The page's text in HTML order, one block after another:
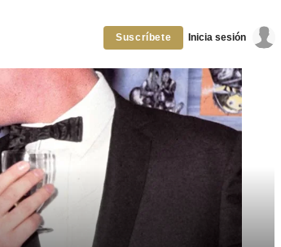
Suscríbete Inicia sesión